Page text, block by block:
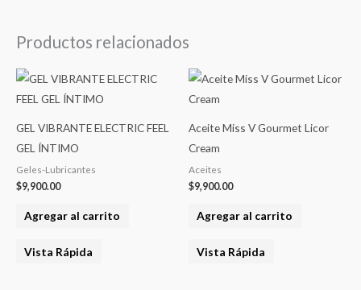
Productos relacionados
GEL VIBRANTE ELECTRIC FEEL
GEL ÍNTIMO
Geles-Lubricantes
$9,900.00
Agregar al carrito
Vista Rápida
Aceite Miss V Gourmet Licor
Cream
Aceites
$9,900.00
Agregar al carrito
Vista Rápida